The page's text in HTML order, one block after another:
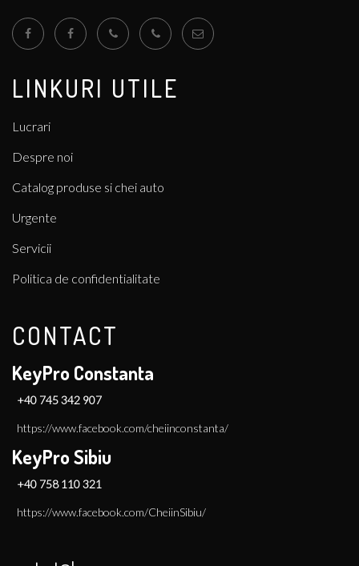
LINKURI UTILE
Lucrari
Despre noi
Catalog produse si chei auto
Urgente
Servicii
Politica de confidentialitate
CONTACT
KeyPro Constanta
+40 745 342 907
https://www.facebook.com/cheiinconstanta/
KeyPro Sibiu
+40 758 110 321
https://www.facebook.com/CheiinSibiu/